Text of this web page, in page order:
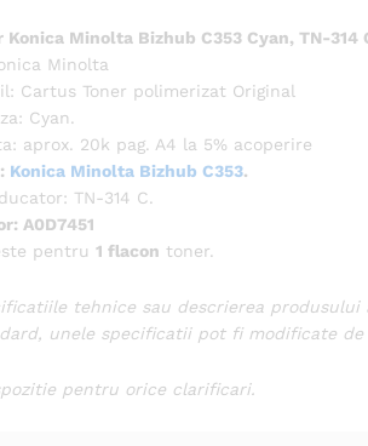
Konica Minolta Bizhub C353 Cyan, TN-314
Minolta
Cartus Toner polimerizat Original
Cyan.
aprox. 20k pag. A4 la 5% acoperire
Konica Minolta Bizhub C353.
TN-314 C.
A0D7451
pentru 1 flacon toner.
tehnice sau descrierea
unele specificatii pot fi modificate
pentru orice clarificari.